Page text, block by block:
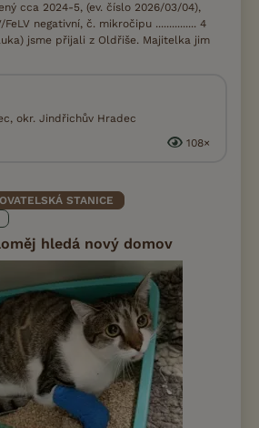
cca 2024-5, (ev. číslo 2026/03/04),
FeLV negativní, č. mikročipu ............... 4
jsme přijali z Oldřiše. Majitelka jim
okr. Jindřichův Hradec
108×
STANICE
hledá nový domov